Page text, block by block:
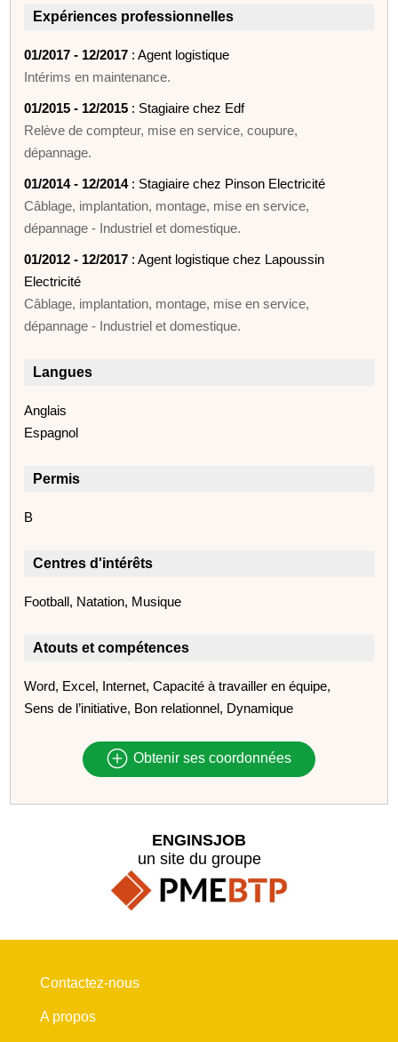
Expériences professionnelles
01/2017 - 12/2017 : Agent logistique
Intérims en maintenance.
01/2015 - 12/2015 : Stagiaire chez Edf
Relève de compteur, mise en service, coupure,
dépannage.
01/2014 - 12/2014: Stagiaire chez Pinson Electricité
Câblage, implantation, montage, mise en service,
dépannage - Industriel et domestique.
01/2012 - 12/2017 : Agent logistique chez Lapoussin
Electricité
Câblage, implantation, montage, mise en service,
dépannage - Industriel et domestique.
Langues
Anglais
Espagnol
Permis
B
Centres d'intérêts
Football, Natation, Musique
Atouts et compétences
Word, Excel, Internet, Capacité à travailler en équipe,
Sens de l’initiative, Bon relationnel, Dynamique
Obtenir ses coordonnées
ENGINSJOB
un site du groupe
Contactez-nous
A propos